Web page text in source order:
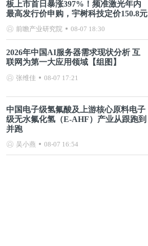
板上市首日暴涨397%！频准激光年内
最高发行价申购，宇树科技定价150.8元
前瞻产业研究院 08-07 18:30
2026年中国AI服务器需求现状分析 互
联网为第一大应用领域【组图】
张维佳 08-07 17:21
中国电子级氢氟酸及上游核心原料电子
级无水氟化氢（E-AHF）产业从跟跑到
并跑
吴小燕 08-07 16:54